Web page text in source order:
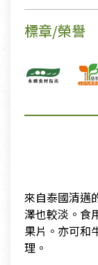
標章/榮譽
來自泰國清邁
澤也較淡。食
果片。亦可和
理。